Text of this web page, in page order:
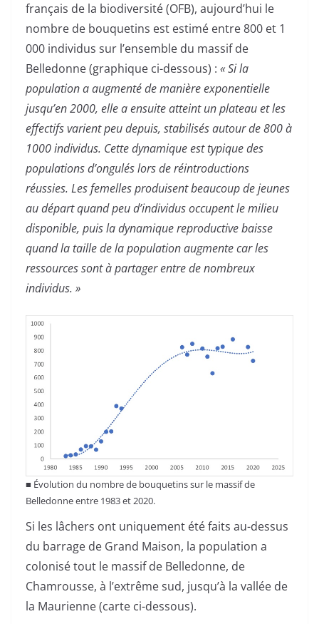
français de la biodiversité (OFB), aujourd’hui le
nombre de bouquetins est estimé entre 800 et 1
000 individus sur l’ensemble du massif de
Belledonne (graphique ci-dessous) : « Si la
population a augmenté de manière exponentielle
jusqu’en 2000, elle a ensuite atteint un plateau et les
effectifs varient peu depuis, stabilisés autour de 800 à
1000 individus. Cette dynamique est typique des
populations d’ongulés lors de réintroductions
réussies. Les femelles produisent beaucoup de jeunes
au départ quand peu d’individus occupent le milieu
disponible, puis la dynamique reproductive baisse
quand la taille de la population augmente car les
ressources sont à partager entre de nombreux
individus. »
■ Évolution du nombre de bouquetins sur le massif de
Belledonne entre 1983 et 2020.
Si les lâchers ont uniquement été faits au-dessus
du barrage de Grand Maison, la population a
colonisé tout le massif de Belledonne, de
Chamrousse, à l’extrême sud, jusqu’à la vallée de
la Maurienne (carte ci-dessous).